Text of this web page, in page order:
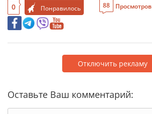
0 Понравилось 88 Просмотров
Отключить рекламу
Оставьте Ваш комментарий: